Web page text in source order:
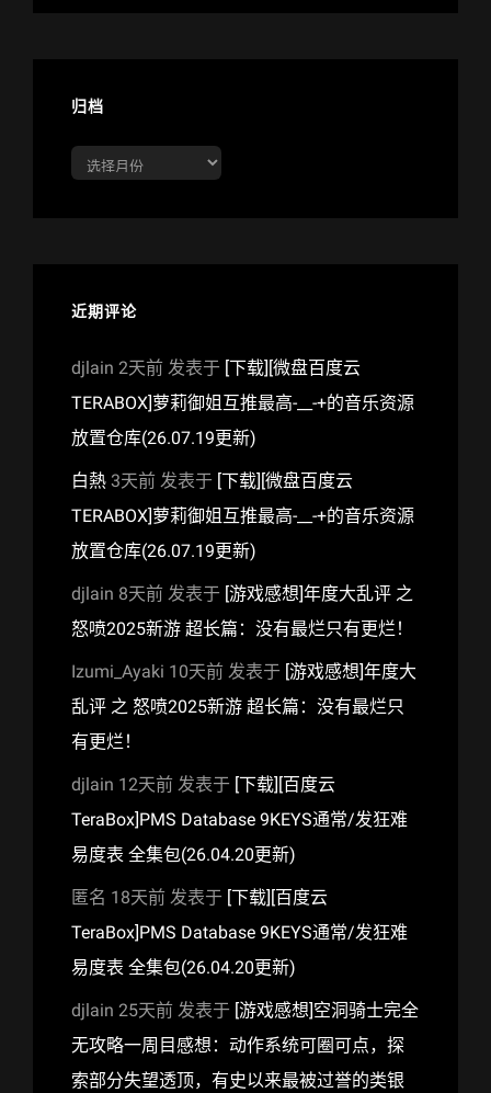
归档
档
近期评论
djlain 2天前 发表于 [下载][微盘百度云
TERABOX]萝莉御姐互推最高-__-+的音乐资源
放置仓库(26.07.19更新)
白熱 3天前 发表于 [下载][微盘百度云
TERABOX]萝莉御姐互推最高-__-+的音乐资源
放置仓库(26.07.19更新)
djlain 8天前 发表于 [游戏感想]年度大乱评 之
怒喷2025新游 超长篇：没有最烂只有更烂！
Izumi_Ayaki 10天前 发表于 [游戏感想]年度大
乱评 之 怒喷2025新游 超长篇：没有最烂只
有更烂！
djlain 12天前 发表于 [下载][百度云
TeraBox]PMS Database 9KEYS通常/发狂难
易度表 全集包(26.04.20更新)
匿名 18天前 发表于 [下载][百度云
TeraBox]PMS Database 9KEYS通常/发狂难
易度表 全集包(26.04.20更新)
djlain 25天前 发表于 [游戏感想]空洞骑士完全
无攻略一周目感想：动作系统可圈可点，探
索部分失望透顶，有史以来最被过誉的类银